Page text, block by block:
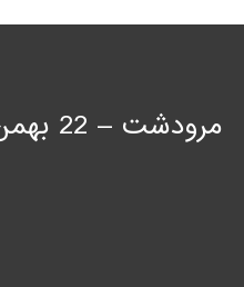
مرودشت – 22 بهمن شمالی